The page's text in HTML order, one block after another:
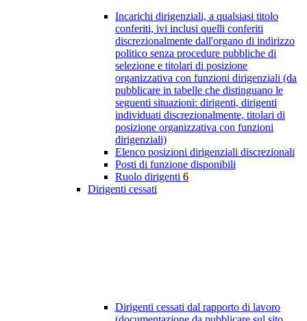
Incarichi dirigenziali, a qualsiasi titolo
conferiti, ivi inclusi quelli conferiti
discrezionalmente dall'organo di indirizzo
politico senza procedure pubbliche di
selezione e titolari di posizione
organizzativa con funzioni dirigenziali (da
pubblicare in tabelle che distinguano le
seguenti situazioni: dirigenti, dirigenti
individuati discrezionalmente, titolari di
posizione organizzativa con funzioni
dirigenziali)
Elenco posizioni dirigenziali discrezionali
Posti di funzione disponibili
Ruolo dirigenti 6
Dirigenti cessati
Dirigenti cessati dal rapporto di lavoro